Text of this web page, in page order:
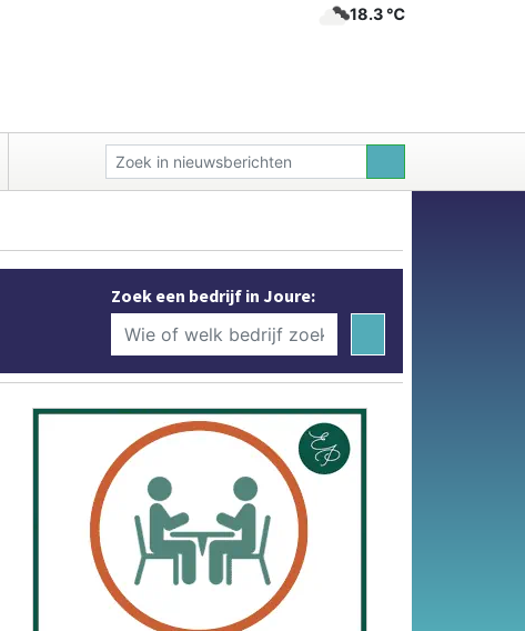
18.3 ℃
Zoek een bedrijf in Joure: